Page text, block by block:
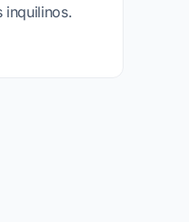
inquilinos.